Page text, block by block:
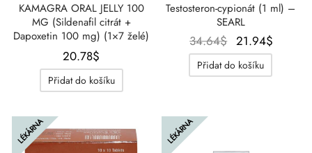
KAMAGRA ORAL JELLY 100
MG (Sildenafil citrát +
Dapoxetin 100 mg) (1×7 želé)
20.78$
Přidat do košíku
Testosteron-cypionát (1 ml) –
SEARL
34.64$ Původní
cena
byla:
21.94$
Přidat do košíku
LÉKÁRNA LÉKÁRNA